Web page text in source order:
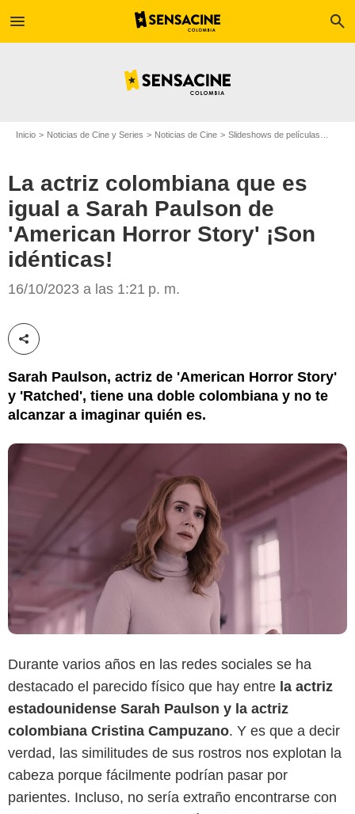
menu search
Inicio Noticias de Cine y Series Noticias de Cine Slideshows de películas
La actriz colombiana que es
igual a Sarah Paulson de
'American Horror Story' ¡Son
idénticas!
16/10/2023 a las 1:21 p. m.
Compartir esta noticia
Sarah Paulson, actriz de 'American Horror Story'
y 'Ratched', tiene una doble colombiana y no te
alcanzar a imaginar quién es.
Sarah Paulson/Copyright Universal Pictures / Jessica Kourkounis
Durante varios años en las redes sociales se ha
destacado el parecido físico que hay entre la actriz
estadounidense Sarah Paulson y la actriz
colombiana Cristina Campuzano. Y es que a decir
verdad, las similitudes de sus rostros nos explotan la
cabeza porque fácilmente podrían pasar por
parientes. Incluso, no sería extraño encontrarse con